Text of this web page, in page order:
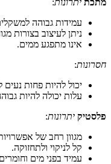
עמידות גבוהה
ניתן לעיצוב בצורות
אינו מתפגע ממים.
חסרונות:
יכול להיות פחות
עלות יכולה להיות
פלסטיק יתרונות:
מגוון רחב של
קל לניקוי ולתחזוקה.
עמיד בפני מים